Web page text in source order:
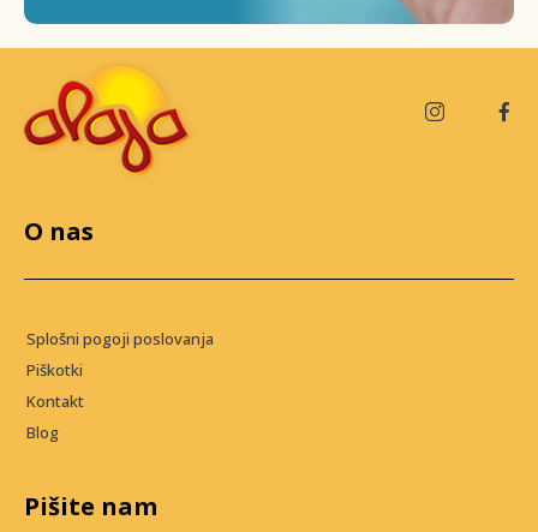
O nas
Splošni pogoji poslovanja
Piškotki
Kontakt
Blog
Pišite nam